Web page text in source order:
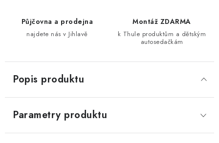
Půjčovna a prodejna
najdete nás v Jihlavě
Montáž ZDARMA
k Thule produktům a dětským
autosedačkám
Popis produktu
Parametry produktu